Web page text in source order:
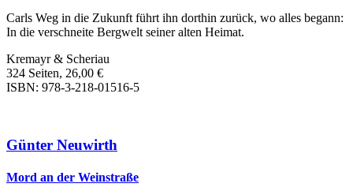
Carls Weg in die Zukunft führt ihn dorthin zurück, wo alles begann:
In die verschneite Bergwelt seiner alten Heimat.
Kremayr & Scheriau
324 Seiten, 26,00 €
ISBN: 978-3-218-01516-5
Günter Neuwirth
Mord an der Weinstraße